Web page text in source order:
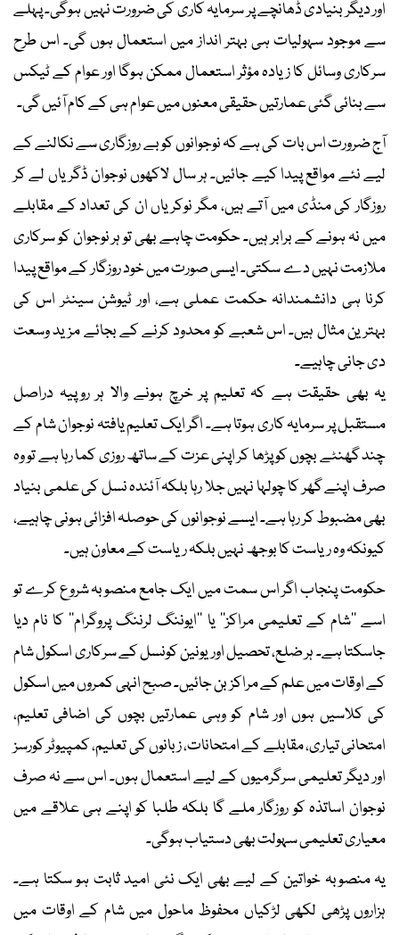
اور دیگر بنیادی ڈھانچے پر سرمایہ کاری کی ضرورت نہیں ہوگی۔ پہلے
سے موجود سہولیات ہی بہتر انداز میں استعمال ہوں گی۔ اس طرح
سرکاری وسائل کا زیادہ مؤثر استعمال ممکن ہوگا اور عوام کے ٹیکس
سے بنائی گئی عمارتیں حقیقی معنوں میں عوام ہی کے کام آئیں گی۔
آج ضرورت اس بات کی ہے کہ نوجوانوں کو بے روزگاری سے نکالنے کے
لیے نئے مواقع پیدا کیے جائیں۔ ہر سال لاکھوں نوجوان ڈگریاں لے کر
روزگار کی منڈی میں آتے ہیں، مگر نوکریاں ان کی تعداد کے مقابلے
میں نہ ہونے کے برابر ہیں۔ حکومت چاہے بھی تو ہر نوجوان کو سرکاری
ملازمت نہیں دے سکتی۔ ایسی صورت میں خود روزگار کے مواقع پیدا
کرنا ہی دانشمندانہ حکمت عملی ہے، اور ٹیوشن سینٹر اس کی
بہترین مثال ہیں۔ اس شعبے کو محدود کرنے کے بجائے مزید وسعت
دی جانی چاہیے۔
یہ بھی حقیقت ہے کہ تعلیم پر خرچ ہونے والا ہر روپیہ دراصل
مستقبل پر سرمایہ کاری ہوتا ہے۔ اگر ایک تعلیم یافتہ نوجوان شام کے
چند گھنٹے بچوں کو پڑھا کر اپنی عزت کے ساتھ روزی کما رہا ہے تو وہ
صرف اپنے گھر کا چولہا نہیں جلا رہا بلکہ آئندہ نسل کی علمی بنیاد
بھی مضبوط کر رہا ہے۔ ایسے نوجوانوں کی حوصلہ افزائی ہونی چاہیے،
کیونکہ وہ ریاست کا بوجھ نہیں بلکہ ریاست کے معاون ہیں۔
حکومت پنجاب اگر اس سمت میں ایک جامع منصوبہ شروع کرے تو
اسے ’’شام کے تعلیمی مراکز‘‘ یا ’’ایوننگ لرننگ پروگرام‘‘ کا نام دیا
جاسکتا ہے۔ ہر ضلع، تحصیل اور یونین کونسل کے سرکاری اسکول شام
کے اوقات میں علم کے مراکز بن جائیں۔ صبح انہی کمروں میں اسکول
کی کلاسیں ہوں اور شام کو وہی عمارتیں بچوں کی اضافی تعلیم،
امتحانی تیاری، مقابلے کے امتحانات، زبانوں کی تعلیم، کمپیوٹر کورسز
اور دیگر تعلیمی سرگرمیوں کے لیے استعمال ہوں۔ اس سے نہ صرف
نوجوان اساتذہ کو روزگار ملے گا بلکہ طلبا کو اپنے ہی علاقے میں
معیاری تعلیمی سہولت بھی دستیاب ہوگی۔
یہ منصوبہ خواتین کے لیے بھی ایک نئی امید ثابت ہو سکتا ہے۔
ہزاروں پڑھی لکھی لڑکیاں محفوظ ماحول میں شام کے اوقات میں